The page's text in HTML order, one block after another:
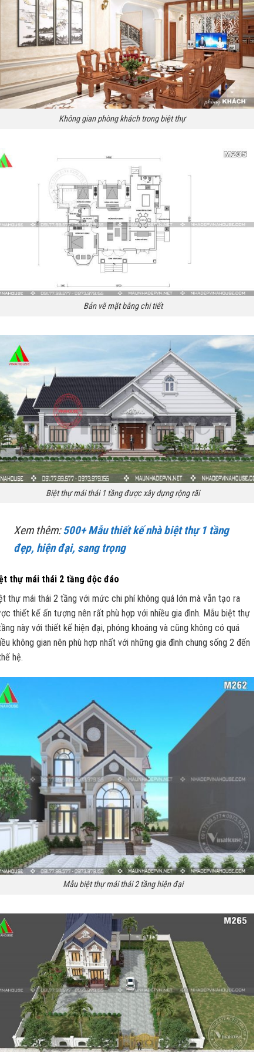
Không gian phòng khách trong biệt thự
Bản vẽ mặt bằng chi tiết
Biệt thự mái thái 1 tầng được xây dựng rộng rãi
Xem thêm:500+ Mẫu thiết kế nhà biệt thự 1 tầng
đẹp, hiện đại, sang trọng
thự mái thái 2 tầng độc đáo
thự mái thái 2 tầng với mức chi phí không quá lớn mà vẫn tạo ra
thiết kế ấn tượng nên rất phù hợp với nhiều gia đình. Mẫu biệt thự
này với thiết kế hiện đại, phóng khoáng và cũng không có quá
không gian nên phù hợp nhất với những gia đình chung sống 2 đến
hệ.
Mẫu biệt thự mái thái 2 tầng hiện đại